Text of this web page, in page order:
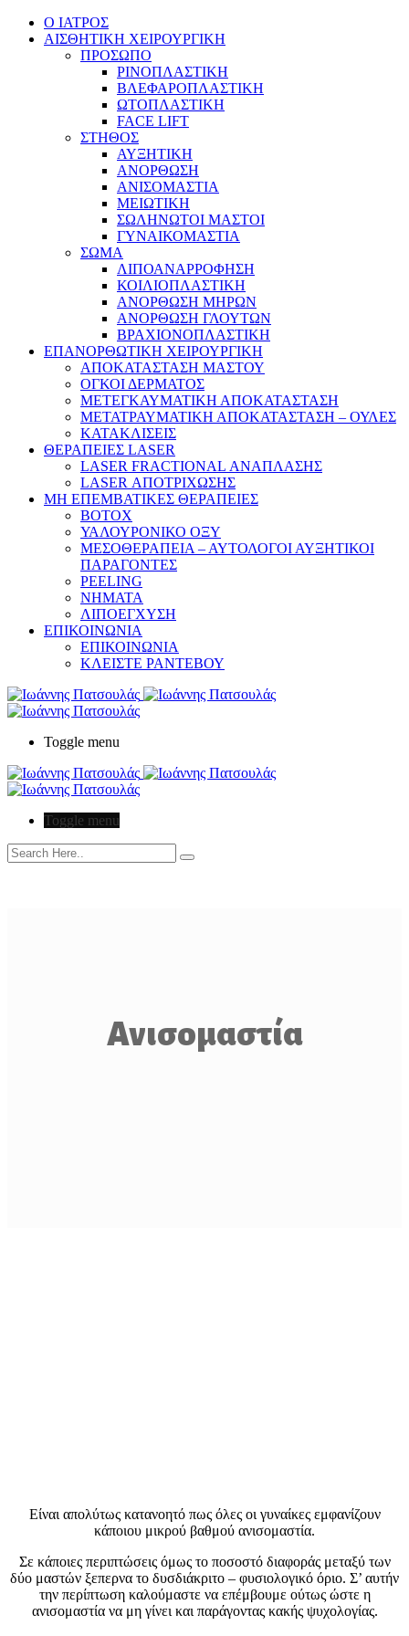
Ο ΙΑΤΡΟΣ
ΑΙΣΘΗΤΙΚΗ ΧΕΙΡΟΥΡΓΙΚΗ
ΠΡΟΣΩΠΟ
ΡΙΝΟΠΛΑΣΤΙΚΗ
ΒΛΕΦΑΡΟΠΛΑΣΤΙΚΗ
ΩΤΟΠΛΑΣΤΙΚΗ
FACE LIFT
ΣΤΗΘΟΣ
ΑΥΞΗΤΙΚΗ
ΑΝΟΡΘΩΣΗ
ΑΝΙΣΟΜΑΣΤΙΑ
ΜΕΙΩΤΙΚΗ
ΣΩΛΗΝΩΤΟΙ ΜΑΣΤΟΙ
ΓΥΝΑΙΚΟΜΑΣΤΙΑ
ΣΩΜΑ
ΛΙΠΟΑΝΑΡΡΟΦΗΣΗ
ΚΟΙΛΙΟΠΛΑΣΤΙΚΗ
ΑΝΟΡΘΩΣΗ ΜΗΡΩΝ
ΑΝΟΡΘΩΣΗ ΓΛΟΥΤΩΝ
ΒΡΑΧΙΟΝΟΠΛΑΣΤΙΚΗ
ΕΠΑΝΟΡΘΩΤΙΚΗ ΧΕΙΡΟΥΡΓΙΚΗ
ΑΠΟΚΑΤΑΣΤΑΣΗ ΜΑΣΤΟΥ
ΟΓΚΟΙ ΔΕΡΜΑΤΟΣ
ΜΕΤΕΓΚΑΥΜΑΤΙΚΗ ΑΠΟΚΑΤΑΣΤΑΣΗ
ΜΕΤΑΤΡΑΥΜΑΤΙΚΗ ΑΠΟΚΑΤΑΣΤΑΣΗ – ΟΥΛΕΣ
ΚΑΤΑΚΛΙΣΕΙΣ
ΘΕΡΑΠΕΙΕΣ LASER
LASER FRACTIONAL ΑΝΑΠΛΑΣΗΣ
LASER ΑΠΟΤΡΙΧΩΣΗΣ
ΜΗ ΕΠΕΜΒΑΤΙΚΕΣ ΘΕΡΑΠΕΙΕΣ
ΒΟΤΟΧ
ΥΑΛΟΥΡΟΝΙΚΟ ΟΞΥ
ΜΕΣΟΘΕΡΑΠΕΙΑ – ΑΥΤΟΛΟΓΟΙ ΑΥΞΗΤΙΚΟΙ
ΠΑΡΑΓΟΝΤΕΣ
PEELING
ΝΗΜΑΤΑ
ΛΙΠΟΕΓΧΥΣΗ
ΕΠΙΚΟΙΝΩΝΙΑ
ΕΠΙΚΟΙΝΩΝΙΑ
ΚΛΕΙΣΤΕ ΡΑΝΤΕΒΟΥ
Toggle menu
Toggle menu
Ανισομαστία
Είναι απολύτως κατανοητό πως όλες οι γυναίκες εμφανίζουν
κάποιου μικρού βαθμού ανισομαστία.
Σε κάποιες περιπτώσεις όμως το ποσοστό διαφοράς μεταξύ των
δύο μαστών ξεπερνα το δυσδιάκριτο – φυσιολογικό όριο. Σ’ αυτήν
την περίπτωση καλούμαστε να επέμβουμε ούτως ώστε η
ανισομαστία να μη γίνει και παράγοντας κακής ψυχολογίας.